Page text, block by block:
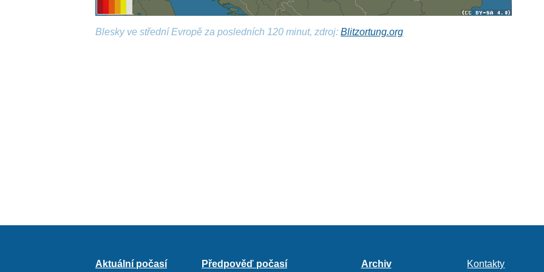
Blesky ve střední Evropě za posledních 120 minut, zdroj:Blitzortung.org
Aktuální počasí Předpověď počasí Archiv Kontakty